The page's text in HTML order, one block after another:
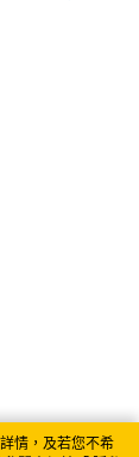
情，及若您不希